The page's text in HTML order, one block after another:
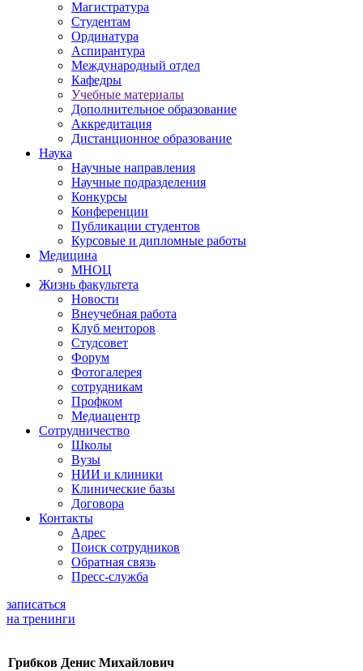
Магистратура
Студентам
Ординатура
Аспирантура
Международный отдел
Кафедры
Учебные материалы
Дополнительное образование
Аккредитация
Дистанционное образование
Наука
Научные направления
Научные подразделения
Конкурсы
Конференции
Публикации студентов
Курсовые и дипломные работы
Медицина
МНОЦ
Жизнь факультета
Новости
Внеучебная работа
Клуб менторов
Студсовет
Форум
Фотогалерея
сотрудникам
Профком
Медиацентр
Сотрудничество
Школы
Вузы
НИИ и клиники
Клинические базы
Договора
Контакты
Адрес
Поиск сотрудников
Обратная связь
Пресс-служба
записаться
на тренинги
Грибков Денис Михайлович